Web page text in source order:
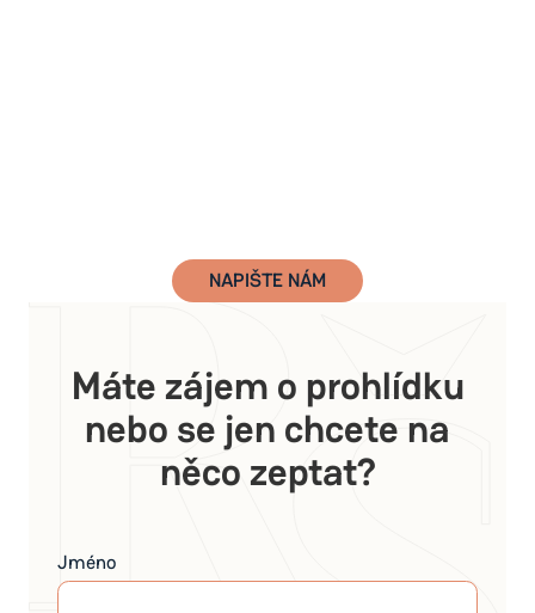
NAPIŠTE NÁM
Máte zájem o prohlídku
nebo se jen chcete na
něco zeptat?
Jméno